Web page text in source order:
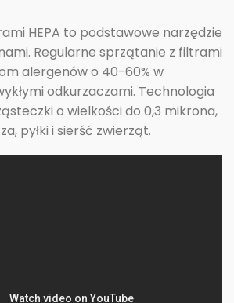
HEPA to podstawowe narzędzie
Regularne sprzątanie z filtrami
alergenów o 40-60% w
odkurzaczami. Technologia
o wielkości do 0,3 mikrona,
pyłki i sierść zwierząt.